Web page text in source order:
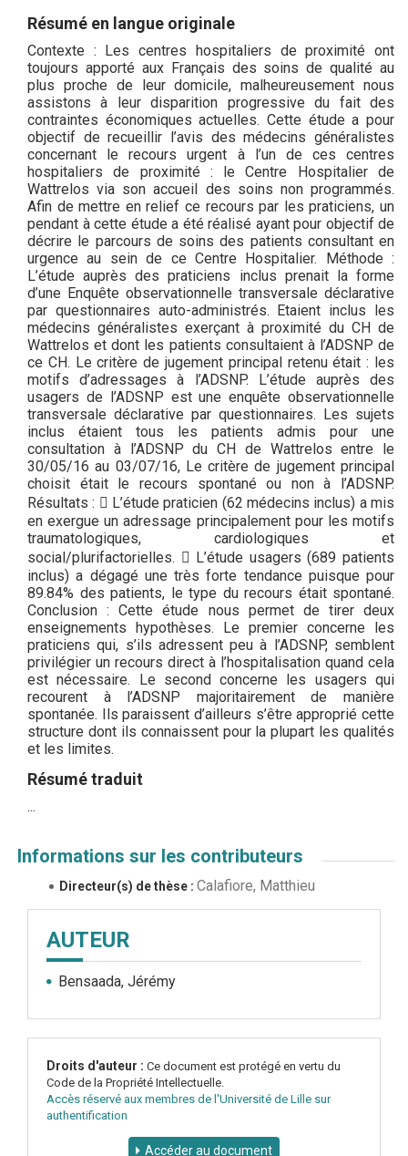
Résumé en langue originale
Contexte : Les centres hospitaliers de proximité ont
toujours apporté aux Français des soins de qualité au
plus proche de leur domicile, malheureusement nous
assistons à leur disparition progressive du fait des
contraintes économiques actuelles. Cette étude a pour
objectif de recueillir l’avis des médecins généralistes
concernant le recours urgent à l’un de ces centres
hospitaliers de proximité : le Centre Hospitalier de
Wattrelos via son accueil des soins non programmés.
Afin de mettre en relief ce recours par les praticiens, un
pendant à cette étude a été réalisé ayant pour objectif de
décrire le parcours de soins des patients consultant en
urgence au sein de ce Centre Hospitalier. Méthode :
L’étude auprès des praticiens inclus prenait la forme
d’une Enquête observationnelle transversale déclarative
par questionnaires auto-administrés. Etaient inclus les
médecins généralistes exerçant à proximité du CH de
Wattrelos et dont les patients consultaient à l’ADSNP de
ce CH. Le critère de jugement principal retenu était : les
motifs d’adressages à l’ADSNP. L’étude auprès des
usagers de l’ADSNP est une enquête observationnelle
transversale déclarative par questionnaires. Les sujets
inclus étaient tous les patients admis pour une
consultation à l’ADSNP du CH de Wattrelos entre le
30/05/16 au 03/07/16, Le critère de jugement principal
choisit était le recours spontané ou non à l’ADSNP.
Résultats :  L’étude praticien (62 médecins inclus) a mis
en exergue un adressage principalement pour les motifs
traumatologiques, cardiologiques et
social/plurifactorielles.  L’étude usagers (689 patients
inclus) a dégagé une très forte tendance puisque pour
89.84% des patients, le type du recours était spontané.
Conclusion : Cette étude nous permet de tirer deux
enseignements hypothèses. Le premier concerne les
praticiens qui, s’ils adressent peu à l’ADSNP, semblent
privilégier un recours direct à l’hospitalisation quand cela
est nécessaire. Le second concerne les usagers qui
recourent à l’ADSNP majoritairement de manière
spontanée. Ils paraissent d’ailleurs s’être approprié cette
structure dont ils connaissent pour la plupart les qualités
et les limites.
Résumé traduit
Informations sur les contributeurs
Directeur(s) de thèse : Calafiore, Matthieu
AUTEUR
Bensaada, Jérémy
Droits d'auteur : Ce document est protégé en vertu du
Code de la Propriété Intellectuelle.
Accès réservé aux membres de l'Université de Lille sur
authentification
Accéder au document